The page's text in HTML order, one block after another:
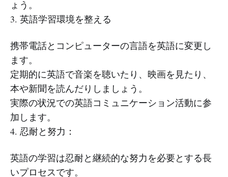
ょう。
3. 英語学習環境を整える
携帯電話とコンピューターの言語を英語に変更し
ます。
定期的に英語で音楽を聴いたり、映画を見たり、
本や新聞を読んだりしましょう。
実際の状況での英語コミュニケーション活動に参
加します。
4. 忍耐と努力：
英語の学習は忍耐と継続的な努力を必要とする長
いプロセスです。